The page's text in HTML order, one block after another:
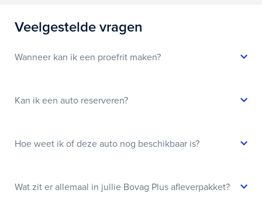
Veelgestelde vragen
Wanneer kan ik een proefrit maken?
Kan ik een auto reserveren?
Hoe weet ik of deze auto nog beschikbaar is?
Wat zit er allemaal in jullie Bovag Plus afleverpakket?